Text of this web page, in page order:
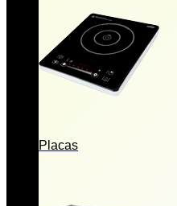
Placas